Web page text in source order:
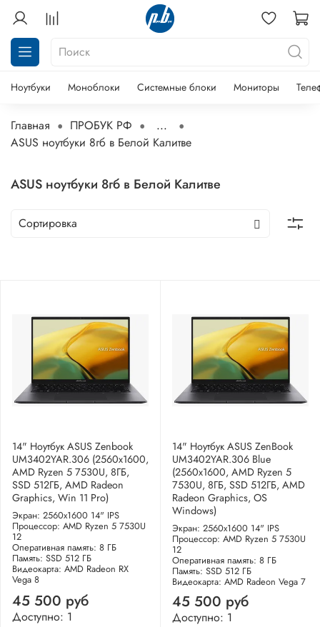
Ноутбуки Моноблоки Системные блоки Мониторы
Главная ПРОБУК РФ
...
ASUS ноутбуки 8гб в Белой Калитве
ASUS ноутбуки 8гб в Белой Калитве
14" Ноутбук ASUS Zenbook
UM3402YAR.306 (2560x1600,
AMD Ryzen 5 7530U, 8ГБ,
SSD 512ГБ, AMD Radeon
Graphics, Win 11 Pro)
Экран: 2560x1600 14" IPS
Процессор: AMD Ryzen 5 7530U
12
Оперативная память: 8 ГБ
Память: SSD 512 ГБ
Видеокарта: AMD Radeon RX
Vega 8
45 500 руб
Доступно: 1
14" Ноутбук ASUS ZenBook
UM3402YAR.306 Blue
(2560x1600, AMD Ryzen 5
7530U, 8ГБ, SSD 512ГБ, AMD
Radeon Graphics, OS
Windows)
Экран: 2560x1600 14" IPS
Процессор: AMD Ryzen 5 7530U
12
Оперативная память: 8 ГБ
Память: SSD 512 ГБ
Видеокарта: AMD Radeon Vega 7
45 500 руб
Доступно: 1